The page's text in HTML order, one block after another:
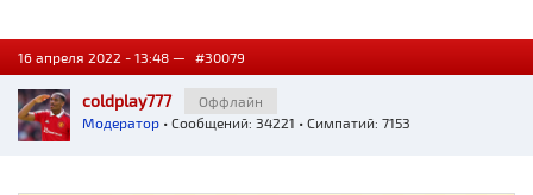
16 апреля 2022 - 13:48 — #30079
coldplay777
Оффлайн
Модератор • Сообщений: 34221 • Симпатий: 7153